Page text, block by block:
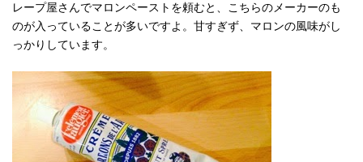
レープ屋さんでマロンペーストを頼むと、こちらのメーカーのも
のが入っていることが多いですよ。甘すぎず、マロンの風味がし
っかりしています。